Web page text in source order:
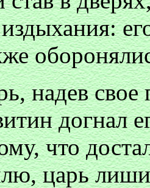
надев
догнал
что
царь